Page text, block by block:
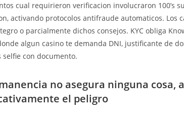
cual requirieron verificacion involucraron 100’s
activando protocolos antifraude automaticos. Los
o parcialmente dichos consejos. KYC obliga
algun casino te demanda DNI, justificante de
selfie con documento.
no asegura ninguna cosa,
el peligro